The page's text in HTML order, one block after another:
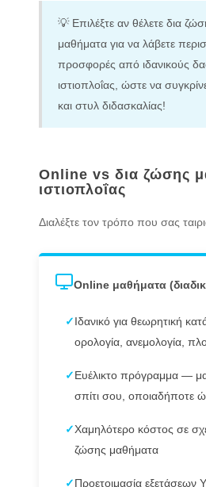
💡 Επιλέξτε αν θέλετε δια
μαθήματα για να λάβετε
προσφορές από ιδανικούς
ιστιοπλοΐας, ώστε να
και στυλ διδασκαλίας!
Online vs δια ζώσης
ιστιοπλοΐας
Διαλέξτε τον τρόπο που σας
Online μαθήματα
✓ Ιδανικό για θεωρητική
ορολογία, ανεμολογία,
✓ Ευέλικτο πρόγραμμα —
σπίτι σου, οποιαδήποτε
✓Χαμηλότερο κόστος σε
ζώσης μαθήματα
✓ Προετοιμασία εξετάσεων